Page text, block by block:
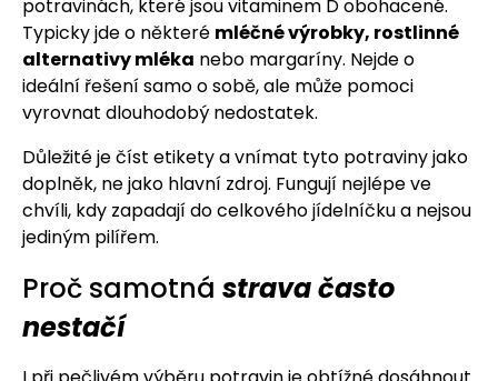
potravinách, které jsou vitaminem D obohacené.
Typicky jde o některé mléčné výrobky, rostlinné
alternativy mléka nebo margaríny. Nejde o
ideální řešení samo o sobě, ale může pomoci
vyrovnat dlouhodobý nedostatek.
Důležité je číst etikety a vnímat tyto potraviny jako
doplněk, ne jako hlavní zdroj. Fungují nejlépe ve
chvíli, kdy zapadají do celkového jídelníčku a nejsou
jediným pilířem.
Proč samotná strava často
nestačí